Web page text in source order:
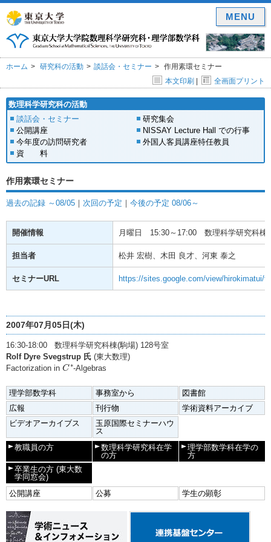
ホーム 研究科の活動 談話会・セミナー
作用素環セミナー
本文印刷 | 全画面プリント
数理科学研究科の活動
談話会・セミナー
研究集会
公開講座
NISSAY Lecture Hall での行事
今年度の訪問研究者
外国人客員講座特任教員
資 料
作用素環セミナー
過去の記録 ～08/05 ｜ 次回の予定 ｜ 今後の予定 08/06～
開催情報 月曜日 15:30～17:00 数理科学研究科棟
担当者 松井 宏樹、木田 良才、河東 泰之
セミナーURL https://sites.google.com/view/hirokimatui/
2007年07月05日(木)
16:30-18:00 数理科学研究科棟(駒場) 128号室
Rolf Dyre Svegstrup 氏 (東大数理)
Factorization in C∗
C∗-Algebras
理学部数学科 事務室から
図書館
広報
刊行物
学術資料アーカイブ
ビデオアーカイブス
玉原国際セミナーハウ
ス
教職員の方
数理科学研究科在学
の方
理学部数学科在学の
方
卒業生の方 (東大数
学同窓会)
公開講座
公募 学生の顕彰
MENU